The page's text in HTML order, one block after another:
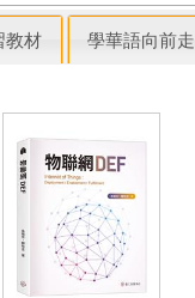
教材 學華語向前走